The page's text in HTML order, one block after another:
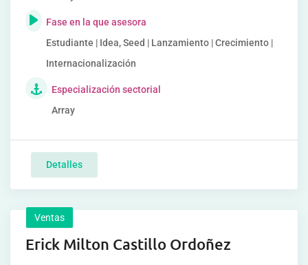
Fase en la que asesora
Estudiante | Idea, Seed | Lanzamiento | Crecimiento |
Internacionalización
Especialización sectorial
Array
Detalles
Ventas
Erick Milton Castillo Ordoñez